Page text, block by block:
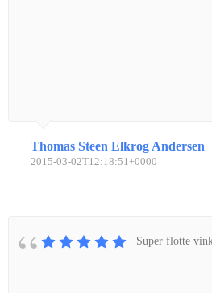
Thomas Steen Elkrog Andersen
2015-03-02T12:18:51+0000
Super flotte